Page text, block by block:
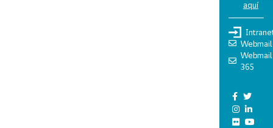
aquí
Webmail
Webmail
365